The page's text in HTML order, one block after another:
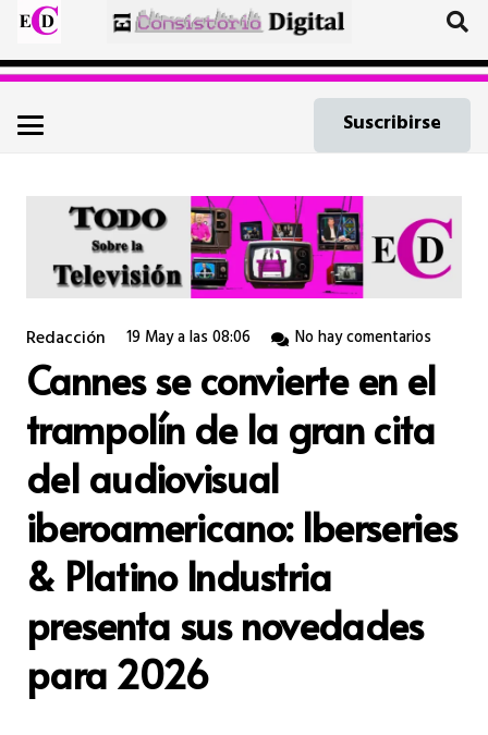
Suscribirse
Redacción 19 May a las 08:06 No hay comentarios
Cannes se convierte en el
trampolín de la gran cita
del audiovisual
iberoamericano: Iberseries
& Platino Industria
presenta sus novedades
para 2026